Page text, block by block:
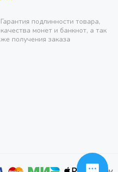
Гарантия подлинности товара,
качества монет и банкнот, а так
же получения заказа